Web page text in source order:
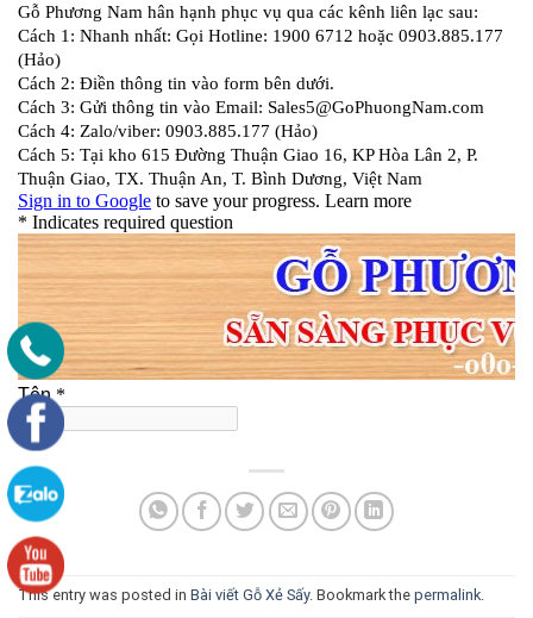
This entry was posted in Bài viết Gỗ Xẻ Sấy. Bookmark the permalink.